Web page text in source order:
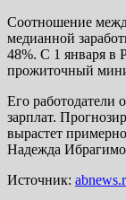
Соотношение
медианной
48%. С 1 января в
прожиточный
Его работодатели
зарплат.
вырастет
Надежда
Источник: